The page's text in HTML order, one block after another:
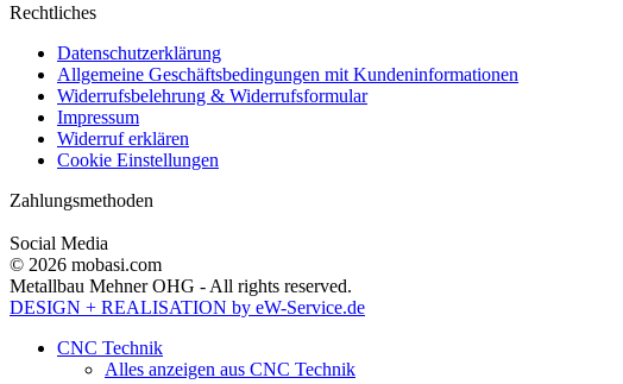
Rechtliches
Datenschutzerklärung
Allgemeine Geschäftsbedingungen mit Kundeninformationen
Widerrufsbelehrung & Widerrufsformular
Impressum
Widerruf erklären
Cookie Einstellungen
Zahlungsmethoden
Social Media
© 2026 mobasi.com
Metallbau Mehner OHG - All rights reserved.
DESIGN + REALISATION by eW-Service.de
CNC Technik
Alles anzeigen aus CNC Technik